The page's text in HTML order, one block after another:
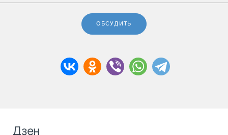
ОБСУДИТЬ
Дзен